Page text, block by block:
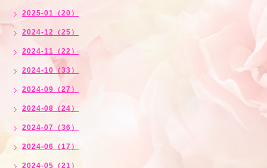
2025-01（20）
2024-12（25）
2024-11（22）
2024-10（33）
2024-09（27）
2024-08（24）
2024-07（36）
2024-06（17）
2024-05（21）